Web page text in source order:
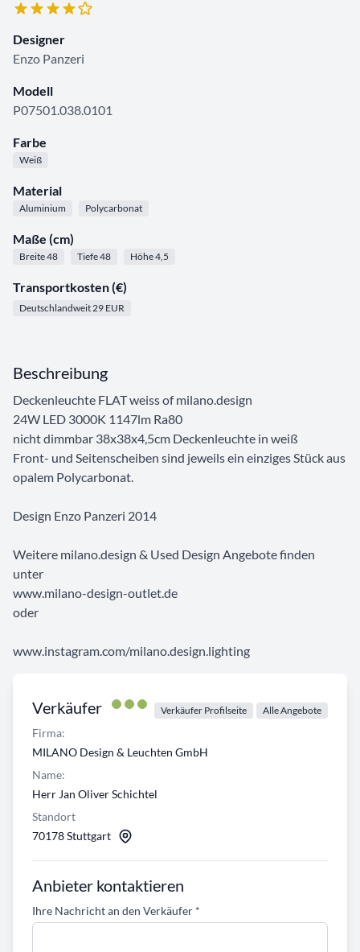
Designer
Enzo Panzeri
Modell
P07501.038.0101
Farbe
Weiß
Material
Aluminium Polycarbonat
Maße (cm)
Breite 48 Tiefe 48 Höhe 4,5
Transportkosten (€)
Deutschlandweit 29 EUR
Verkäufer Verkäufer Profilseite Alle Angebote
Firma:
MILANO Design & Leuchten GmbH
Name:
Herr Jan Oliver Schichtel
Standort
70178 Stuttgart
Anbieter kontaktieren
Ihre Nachricht an den Verkäufer *
Beschreibung
Deckenleuchte FLAT weiss of milano.design
24W LED 3000K 1147lm Ra80
nicht dimmbar 38x38x4,5cm Deckenleuchte in weiß
Front- und Seitenscheiben sind jeweils ein einziges Stück aus
opalem Polycarbonat.
Design Enzo Panzeri 2014
Weitere milano.design & Used Design Angebote finden
unter
www.milano-design-outlet.de
oder
www.instagram.com/milano.design.lighting